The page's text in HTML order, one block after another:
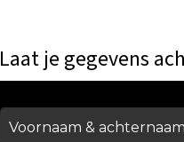
Laat je gegevens